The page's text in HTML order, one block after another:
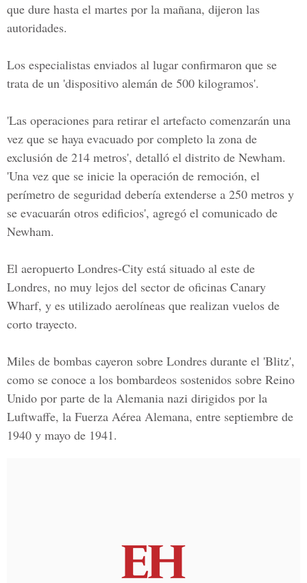
que dure hasta el martes por la mañana, dijeron las
autoridades.
Los especialistas enviados al lugar confirmaron que se
trata de un 'dispositivo alemán de 500 kilogramos'.
'Las operaciones para retirar el artefacto comenzarán una
vez que se haya evacuado por completo la zona de
exclusión de 214 metros', detalló el distrito de Newham.
'Una vez que se inicie la operación de remoción, el
perímetro de seguridad debería extenderse a 250 metros y
se evacuarán otros edificios', agregó el comunicado de
Newham.
El aeropuerto Londres-City está situado al este de
Londres, no muy lejos del sector de oficinas Canary
Wharf, y es utilizado aerolíneas que realizan vuelos de
corto trayecto.
Miles de bombas cayeron sobre Londres durante el 'Blitz',
como se conoce a los bombardeos sostenidos sobre Reino
Unido por parte de la Alemania nazi dirigidos por la
Luftwaffe, la Fuerza Aérea Alemana, entre septiembre de
1940 y mayo de 1941.